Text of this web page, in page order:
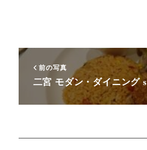
前の写真
二宮 モダン・ダイニング